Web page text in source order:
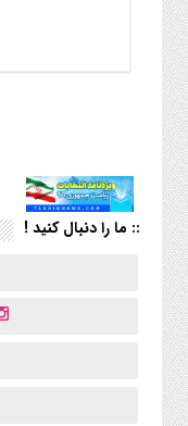
:: ما را دنبال کنید !